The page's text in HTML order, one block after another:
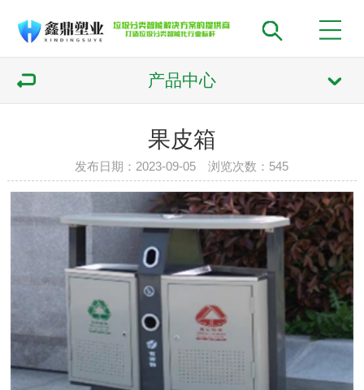
产品中心
果皮箱
发布日期：2023-09-05 浏览次数： 545